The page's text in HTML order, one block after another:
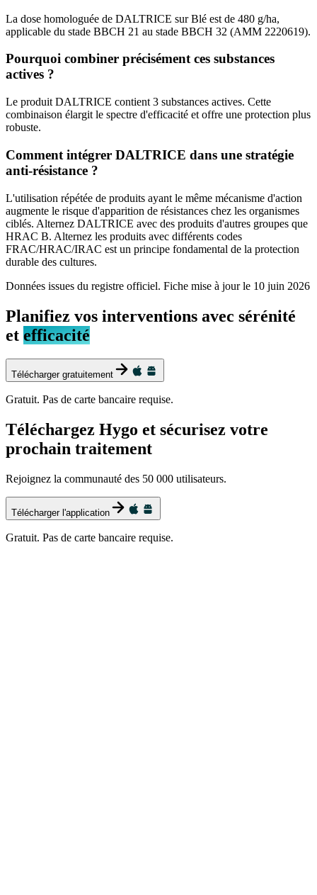
La dose homologuée de DALTRICE sur Blé est de 480 g/ha,
applicable du stade BBCH 21 au stade BBCH 32 (AMM 2220619).
Pourquoi combiner précisément ces substances
actives ?
Le produit DALTRICE contient 3 substances actives. Cette
combinaison élargit le spectre d'efficacité et offre une protection plus
robuste.
Comment intégrer DALTRICE dans une stratégie
anti-résistance ?
L'utilisation répétée de produits ayant le même mécanisme d'action
augmente le risque d'apparition de résistances chez les organismes
ciblés. Alternez DALTRICE avec des produits d'autres groupes que
HRAC B. Alternez les produits avec différents codes
FRAC/HRAC/IRAC est un principe fondamental de la protection
durable des cultures.
Données issues du registre officiel. Fiche mise à jour le 10 juin 2026
Planifiez vos interventions avec sérénité
et efficacité
Télécharger gratuitement
Gratuit. Pas de carte bancaire requise.
Téléchargez Hygo et sécurisez votre
prochain traitement
Rejoignez la communauté des 50 000 utilisateurs.
Télécharger l'application
Gratuit. Pas de carte bancaire requise.